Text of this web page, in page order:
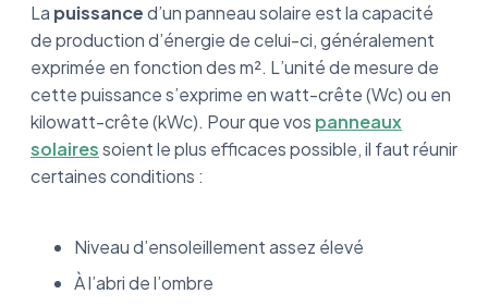
La puissanced’un panneau solaire est la capacité
de production d’énergie de celui-ci, généralement
exprimée en fonction des m². L’unité de mesure de
cette puissance s’exprime en watt-crête (Wc) ou en
kilowatt-crête (kWc). Pour que vos panneaux
solairessoient le plus efficaces possible, il faut réunir
certaines conditions :
Niveau d’ensoleillement assez élevé
À l’abri de l’ombre